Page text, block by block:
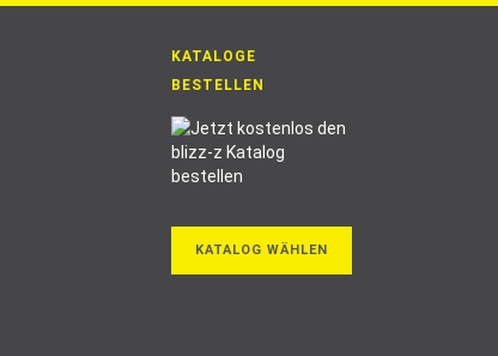
KATALOGE
BESTELLEN
KATALOG WÄHLEN